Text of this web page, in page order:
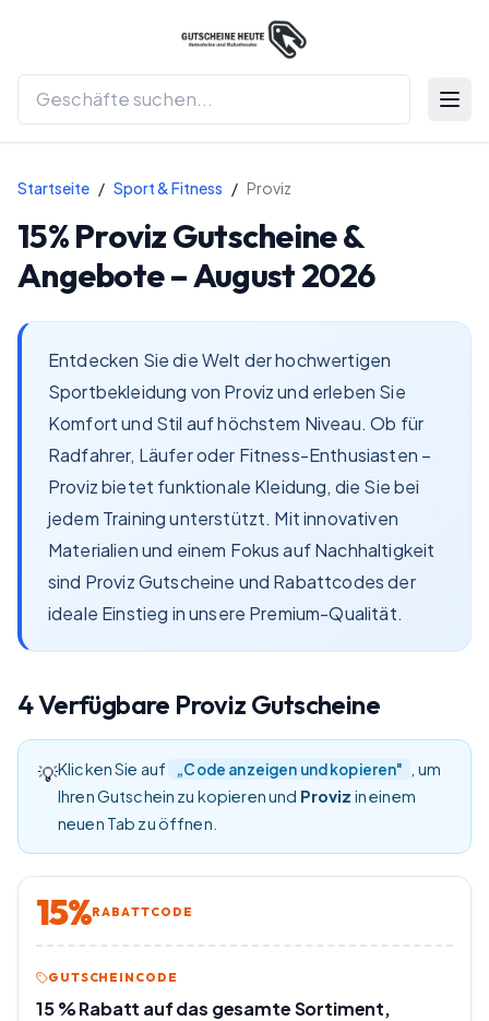
Startseite / Sport & Fitness / Proviz
15%ProvizGutscheine &
Angebote –August 2026
Entdecken Sie die Welt der hochwertigen
Sportbekleidung von Proviz und erleben Sie
Komfort und Stil auf höchstem Niveau. Ob für
Radfahrer, Läufer oder Fitness-Enthusiasten –
Proviz bietet funktionale Kleidung, die Sie bei
jedem Training unterstützt. Mit innovativen
Materialien und einem Fokus auf Nachhaltigkeit
sind Proviz Gutscheine und Rabattcodes der
ideale Einstieg in unsere Premium-Qualität.
4Verfügbare Proviz Gutscheine
💡Klicken Sie auf „Code anzeigen und kopieren"
, um
Ihren Gutschein zu kopieren und Proviz in einem
neuen Tab zu öffnen.
15%RABATTCODE
GUTSCHEINCODE
15 % Rabatt auf das gesamte Sortiment,